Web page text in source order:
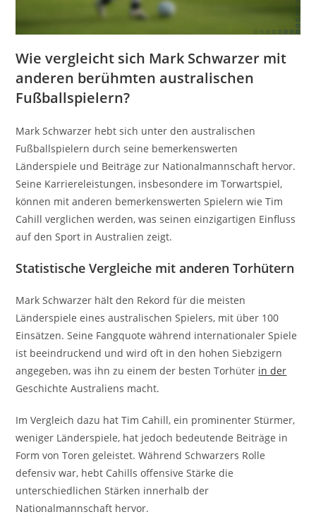
Wie vergleicht sich Mark Schwarzer mit
anderen berühmten australischen
Fußballspielern?
Mark Schwarzer hebt sich unter den australischen
Fußballspielern durch seine bemerkenswerten
Länderspiele und Beiträge zur Nationalmannschaft hervor.
Seine Karriereleistungen, insbesondere im Torwartspiel,
können mit anderen bemerkenswerten Spielern wie Tim
Cahill verglichen werden, was seinen einzigartigen Einfluss
auf den Sport in Australien zeigt.
Statistische Vergleiche mit anderen Torhütern
Mark Schwarzer hält den Rekord für die meisten
Länderspiele eines australischen Spielers, mit über 100
Einsätzen. Seine Fangquote während internationaler Spiele
ist beeindruckend und wird oft in den hohen Siebzigern
angegeben, was ihn zu einem der besten Torhüter in der
Geschichte Australiens macht.
Im Vergleich dazu hat Tim Cahill, ein prominenter Stürmer,
weniger Länderspiele, hat jedoch bedeutende Beiträge in
Form von Toren geleistet. Während Schwarzers Rolle
defensiv war, hebt Cahills offensive Stärke die
unterschiedlichen Stärken innerhalb der
Nationalmannschaft hervor.